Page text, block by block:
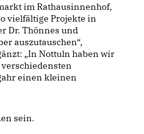
im Rathausinnenhof,
vielfältige Projekte in
Dr. Thönnes und
auszutauschen“,
„In Nottuln haben wir
einen kleinen
sein.